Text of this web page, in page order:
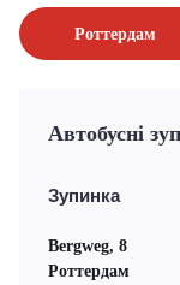
Роттердам
Автобусні
Зупинка
Bergweg, 8
Роттердам